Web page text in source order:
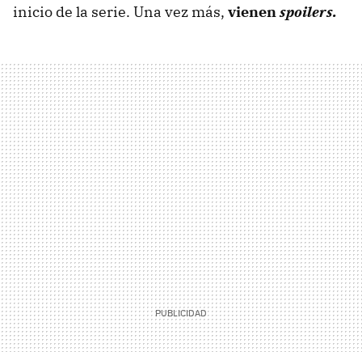
inicio de la serie. Una vez más, vienenspoilers.